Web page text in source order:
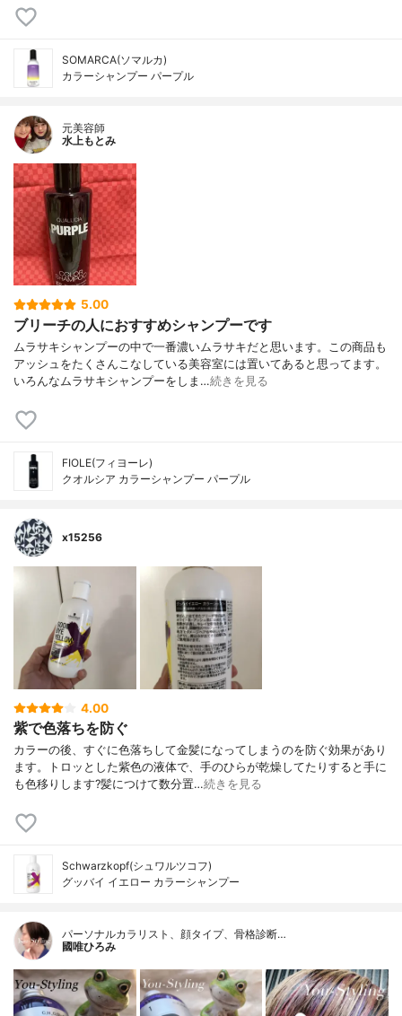
SOMARCA(ソマルカ)
カラーシャンプー パープル
元美容師
水上もとみ
5.00
ブリーチの人におすすめシャンプーです
ムラサキシャンプーの中で一番濃いムラサキだと思います。この商品も
アッシュをたくさんこなしている美容室には置いてあると思ってます。
いろんなムラサキシャンプーをしま…続きを見る
FIOLE(フィヨーレ)
クオルシア カラーシャンプー パープル
x15256
4.00
紫で色落ちを防ぐ
カラーの後、すぐに色落ちして金髪になってしまうのを防ぐ効果があり
ます。トロッとした紫色の液体で、手のひらが乾燥してたりすると手に
も色移りします?髪につけて数分置…続きを見る
Schwarzkopf(シュワルツコフ)
グッバイ イエロー カラーシャンプー
パーソナルカラリスト、顔タイプ、骨格診断…
國唯ひろみ